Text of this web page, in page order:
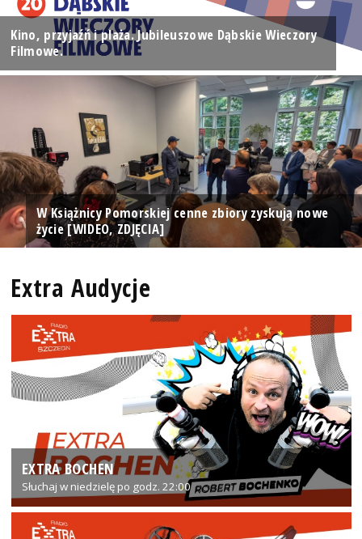
Kino, przyjaźń i plaża. Jubileuszowe Dąbskie Wieczory
Filmowe.
W Książnicy Pomorskiej cenne zbiory zyskują nowe
życie [WIDEO, ZDJĘCIA]
Extra Audycje
EXTRA BOCHEN
Słuchaj w niedzielę po godz. 22:00